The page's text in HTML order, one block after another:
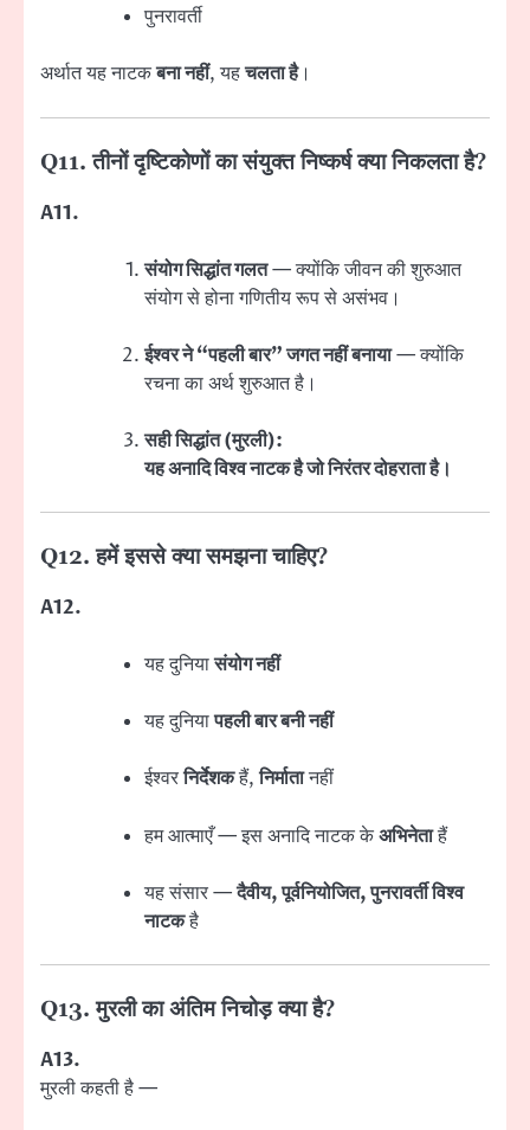
पुनरावर्ती
अर्थात यह नाटकबना नहीं, यहचलता है।
Q11. तीनों दृष्टिकोणों का संयुक्त निष्कर्ष क्या निकलता है?
A11.
संयोग सिद्धांत गलत— क्योंकि जीवन की शुरुआत
संयोग से होना गणितीय रूप से असंभव।
ईश्वर ने “पहली बार” जगत नहीं बनाया— क्योंकि
रचना का अर्थ शुरुआत है।
सही सिद्धांत (मुरली):
यह अनादि विश्व नाटक है जो निरंतर दोहराता है।
Q12. हमें इससे क्या समझना चाहिए?
A12.
यह दुनियासंयोग नहीं
यह दुनियापहली बार बनी नहीं
ईश्वरनिर्देशकहैं,निर्मातानहीं
हम आत्माएँ — इस अनादि नाटक केअभिनेताहैं
यह संसार —दैवीय, पूर्वनियोजित, पुनरावर्ती विश्व
नाटकहै
Q13. मुरली का अंतिम निचोड़ क्या है?
A13.
मुरली कहती है —